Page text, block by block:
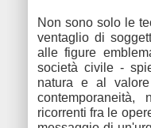
Non sono solo le
ventaglio di
alle figure
società civile -
natura e al
ricorrenti fra le